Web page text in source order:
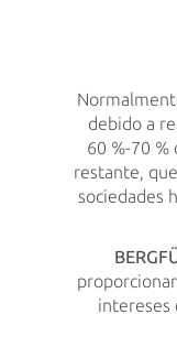
debido a
60 %-70
restante,
sociedades
intereses